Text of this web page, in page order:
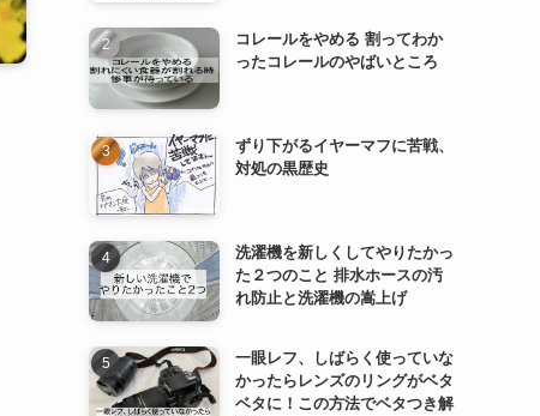
コレールをやめる 割ってわか
ったコレールのやばいところ
ずり下がるイヤーマフに苦戦、
対処の黒歴史
洗濯機を新しくしてやりたかっ
た２つのこと 排水ホースの汚
れ防止と洗濯機の嵩上げ
一眼レフ、しばらく使っていな
かったらレンズのリングがベタ
ベタに！この方法でベタつき解